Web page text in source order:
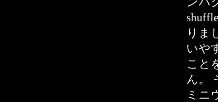
りま
いや
こと
ん。
ミニ